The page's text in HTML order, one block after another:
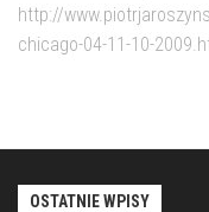
http://
chicago-04-11-10-
OSTATNIE WPISY